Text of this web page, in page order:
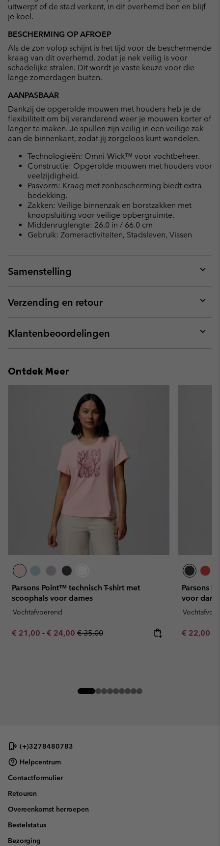
uitwerpt of de stad verkent, in dit overhemd ben en blijf
je koel.
BESCHERMING OP AFROEP
Als de zon volop schijnt is het tijd voor de beschermende
kraag van dit overhemd, zodat je nek veilig is voor
schadelijke stralen. Dit wordt je vaste keuze voor die
lange zomerdagen buiten.
AANPASBAAR
Dankzij de opgerolde mouwen met houders heb je de
flexibiliteit om bij veranderend weer je mouwen korter of
langer te maken. Je spullen zijn veilig in een veilige zak
aan de binnenkant, zodat jij zorgeloos kunt wandelen.
Technologieën: Omni-Wick™ voor vochtbeheer.
Constructie: Opgerolde mouwen met houders voor
veelzijdigheid.
Pasvorm: Kraag met zonbescherming biedt extra
bedekking.
Zakken: Veilige binnenzak en borstzakken met
knoopsluiting voor veilige opbergruimte.
Middenruglengte: 26.0 in / 66.0 cm
Gebruik: Zomeractiviteiten, Stadsleven, Vissen
Samenstelling
or
Verzending en retour
or
Klantenbeoordelingen
or
Ontdek Meer
Parsons Point™ technisch T-shirt met
scoophals voor dames
Vochtafvoerend
Minimum sale price:
€ 21,00 - Maximum sale price:
€ 24,00 Regular price:
€ 35,00
Parsons
voor
Minimum
€ 22,00
(+)3278480783
Helpcentrum
Contactformulier
Retouren
Overeenkomst herroepen
Bestelstatus
Bezorging